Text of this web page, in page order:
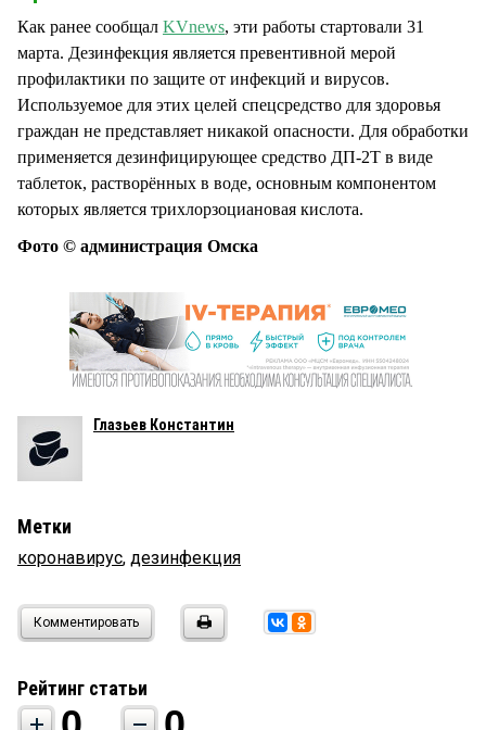
Как ранее сообщал KVnews, эти работы стартовали 31
марта. Дезинфекция является превентивной мерой
профилактики по защите от инфекций и вирусов.
Используемое для этих целей спецсредство для здоровья
граждан не представляет никакой опасности. Для обработки
применяется дезинфицирующее средство ДП-2Т в виде
таблеток, растворённых в воде, основным компонентом
которых является трихлорзоциановая кислота.
Фото © администрация Омска
Глазьев Константин
Метки
коронавирус, дезинфекция
Комментировать
Рейтинг статьи